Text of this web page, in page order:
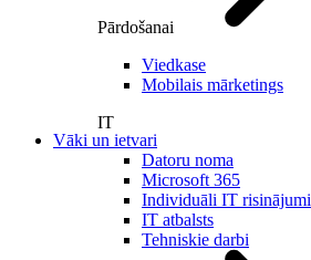
Pārdošanai
Viedkase
Mobilais mārketings
IT
Datoru noma
Microsoft 365
Individuāli IT risinājumi
IT atbalsts
Tehniskie darbi
Vāki un ietvari